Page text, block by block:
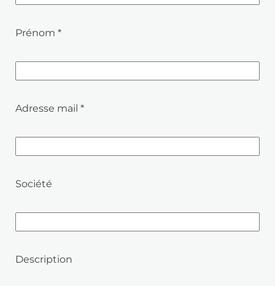
Prénom *
Adresse mail *
Société
Description